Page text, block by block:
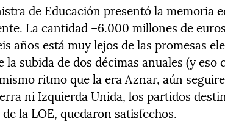
de Educación presentó la memoria
La cantidad –6.000 millones de
años está muy lejos de las promesas
la subida de dos décimas anuales (y
ritmo que la era Aznar, aún
ni Izquierda Unida, los partidos
la LOE, quedaron satisfechos.